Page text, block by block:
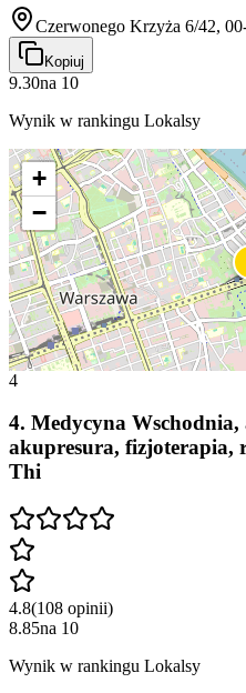
Czerwonego Krzyża 6/42,
Kopiuj
9.30na 10
Wynik w rankingu Lokalsy
+
−
4
4. Medycyna
akupresura, fizjoterapia,
Thi
4.8(108 opinii)
8.85na 10
Wynik w rankingu Lokalsy